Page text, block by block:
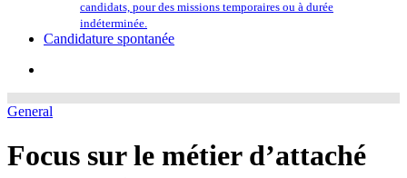
candidats, pour des missions temporaires ou à durée
indéterminée.
Candidature spontanée
General
Focus sur le métier d’attaché